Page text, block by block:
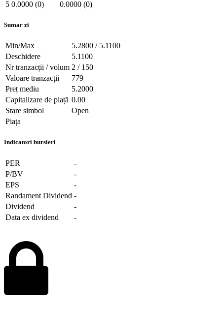
5 0.0000 (0) 0.0000 (0)
Sumar zi
Min/Max
5.2800 / 5.1100
Deschidere
5.1100
Nr tranzacții / volum 2 / 150
Valoare tranzacții
779
Preț mediu
5.2000
Capitalizare de piață 0.00
Stare simbol
Open
Piața
Indicatori bursieri
PER
-
P/BV
-
EPS
-
Randament Dividend -
Dividend
-
Data ex dividend
-